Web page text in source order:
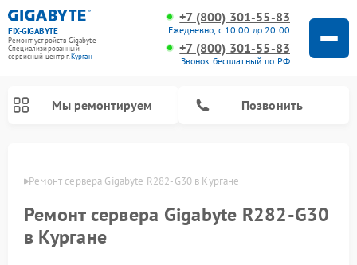
FIX-GIGABYTE
Ремонт устройств Gigabyte
Специализированный
cервисный центр г.Курган
+7 (800) 301-55-83
Ежедневно, с 10:00 до 20:00
+7 (800) 301-55-83
Звонок бесплатный по РФ
Мы ремонтируем Позвонить
Ремонт сервера Gigabyte R282-G30 в Кургане
Ремонт сервера Gigabyte R282-G30
в Кургане